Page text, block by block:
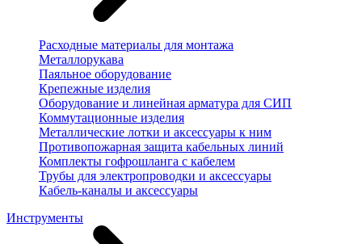
Расходные материалы для монтажа
Металлорукава
Паяльное оборудование
Крепежные изделия
Оборудование и линейная арматура для СИП
Коммутационные изделия
Металлические лотки и аксессуары к ним
Противопожарная защита кабельных линий
Комплекты гофрошланга с кабелем
Трубы для электропроводки и аксессуары
Кабель-каналы и аксессуары
Инструменты